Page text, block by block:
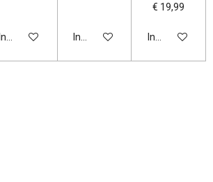
In winkelwagen In winkelwagen
€ 19,99
In